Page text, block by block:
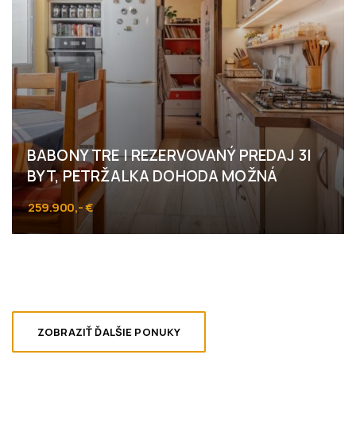
BABONY TRE I REZERVOVANÝ PREDAJ 3I
BYT, PETRŽALKA DOHODA MOŽNÁ
259.900,- €
ZOBRAZIŤ ĎALŠIE PONUKY